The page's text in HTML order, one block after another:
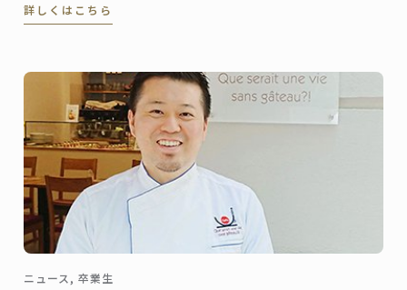
フシリーズは、ツヴィリング各店舗やル・コルドン・
す！
詳しくはこちら
ニュース, 卒業生